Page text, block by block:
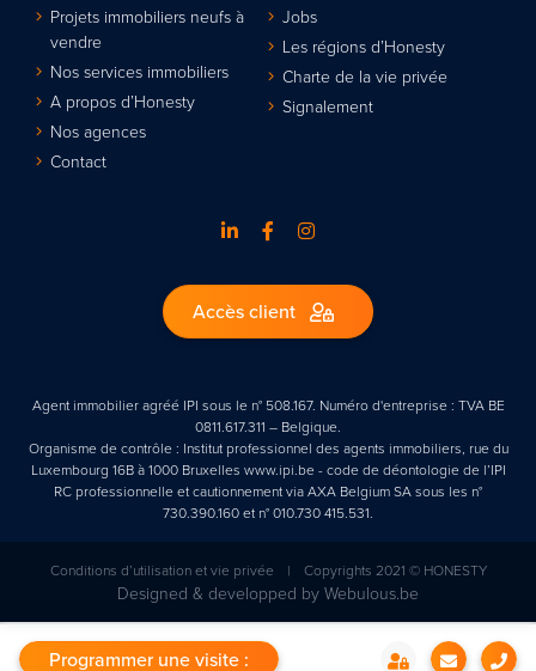
Programmer une visite :
Projets immobiliers neufs à
vendre
Nos services immobiliers
A propos d’Honesty
Nos agences
Contact
Jobs
Les régions d’Honesty
Charte de la vie privée
Signalement
Accès client
Agent immobilier agréé IPI sous le n° 508.167. Numéro d'entreprise : TVA BE
0811.617.311 – Belgique.
Organisme de contrôle : Institut professionnel des agents immobiliers, rue du
Luxembourg 16B à 1000 Bruxelles www.ipi.be - code de déontologie de l’IPI
RC professionnelle et cautionnement via AXA Belgium SA sous les n°
730.390.160 et n° 010.730 415.531.
Conditions d’utilisation et vie privée | Copyrights 2021 © HONESTY
Designed & developped byWebulous.be